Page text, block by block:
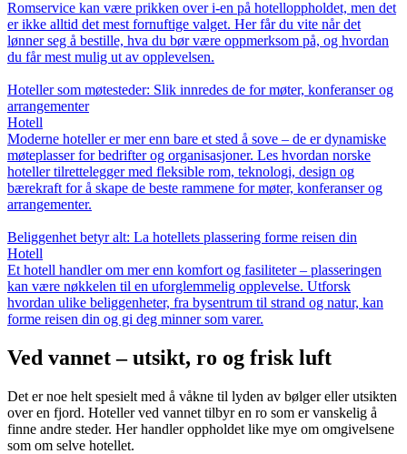
Romservice kan være prikken over i-en på hotelloppholdet, men det
er ikke alltid det mest fornuftige valget. Her får du vite når det
lønner seg å bestille, hva du bør være oppmerksom på, og hvordan
du får mest mulig ut av opplevelsen.
Hoteller som møtesteder: Slik innredes de for møter, konferanser og
arrangementer
Hotell
Moderne hoteller er mer enn bare et sted å sove – de er dynamiske
møteplasser for bedrifter og organisasjoner. Les hvordan norske
hoteller tilrettelegger med fleksible rom, teknologi, design og
bærekraft for å skape de beste rammene for møter, konferanser og
arrangementer.
Beliggenhet betyr alt: La hotellets plassering forme reisen din
Hotell
Et hotell handler om mer enn komfort og fasiliteter – plasseringen
kan være nøkkelen til en uforglemmelig opplevelse. Utforsk
hvordan ulike beliggenheter, fra bysentrum til strand og natur, kan
forme reisen din og gi deg minner som varer.
Ved vannet – utsikt, ro og frisk luft
Det er noe helt spesielt med å våkne til lyden av bølger eller utsikten
over en fjord. Hoteller ved vannet tilbyr en ro som er vanskelig å
finne andre steder. Her handler oppholdet like mye om omgivelsene
som om selve hotellet.